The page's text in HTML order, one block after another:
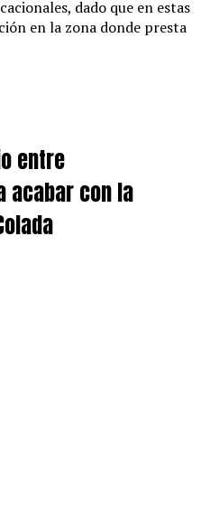
dado que en estas
en la zona donde presta
entre
acabar con la